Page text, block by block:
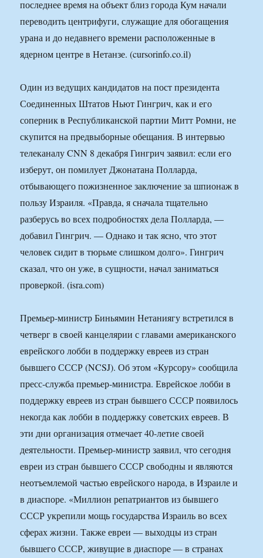
последнее время на объект близ города Кум начали
переводить центрифуги, служащие для обогащения
урана и до недавнего времени расположенные в
ядерном центре в Нетанзе. (cursorinfo.co.il)
Один из ведущих кандидатов на пост президента
Соединенных Штатов Ньют Гингрич, как и его
соперник в Республиканской партии Митт Ромни, не
скупится на предвыборные обещания. В интервью
телеканалу CNN 8 декабря Гингрич заявил: если его
изберут, он помилует Джонатана Полларда,
отбывающего пожизненное заключение за шпионаж в
пользу Израиля. «Правда, я сначала тщательно
разберусь во всех подробностях дела Полларда, —
добавил Гингрич. — Однако и так ясно, что этот
человек сидит в тюрьме слишком долго». Гингрич
сказал, что он уже, в сущности, начал заниматься
проверкой. (isra.com)
Премьер-министр Биньямин Нетаниягу встретился в
четверг в своей канцелярии с главами американского
еврейского лобби в поддержку евреев из стран
бывшего СССР (NCSJ). Об этом «Курсору» сообщила
пресс-служба премьер-министра. Еврейское лобби в
поддержку евреев из стран бывшего СССР появилось
некогда как лобби в поддержку советских евреев. В
эти дни организация отмечает 40-летие своей
деятельности. Премьер-министр заявил, что сегодня
евреи из стран бывшего СССР свободны и являются
неотъемлемой частью еврейского народа, в Израиле и
в диаспоре. «Миллион репатриантов из бывшего
СССР укрепили мощь государства Израиль во всех
сферах жизни. Также евреи — выходцы из стран
бывшего СССР, живущие в диаспоре — в странах